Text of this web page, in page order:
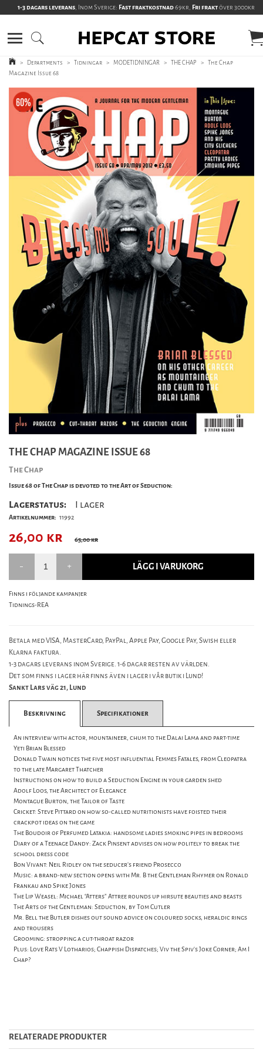
1-3 dagars leverans, Inom Sverige: Fast fraktkostnad69kr, Fri fraktöver 3000kr
> Departments > Tidningar > MODETIDNINGAR > THE CHAP > The Chap
Magazine Issue 68
THE CHAP MAGAZINE ISSUE 68
The Chap
Issue 68 of The Chap is devoted to the Art of Seduction:
Lagerstatus: I lager
Artikelnummer: 11992
26,00 kr 65,00 kr
LÄGG I VARUKORG
Finns i följande kampanjer
Tidnings-REA
Betala med VISA, MasterCard, PayPal, Apple Pay, Google Pay, Swish eller
Klarna faktura.
1-3 dagars leverans inom Sverige. 1-6 dagar resten av världen.
Det som finns i lager här finns även i lager i vår butik i Lund!
Sankt Lars väg 21, Lund
Beskrivning Specifikationer
An interview with actor, mountaineer, chum to the Dalai Lama and part-time
Yeti Brian Blessed
Donald Twain notices the five most influential Femmes Fatales, from Cleopatra
to the late Margaret Thatcher
Instructions on how to build a Seduction Engine in your garden shed
Adolf Loos, the Architect of Elegance
Montague Burton, the Tailor of Taste
Cricket: Steve Pittard on how so-called nutritionists have foisted their
crackpot ideas on the game
The Boudoir of Perfumed Latakia: handsome ladies smoking pipes in bedrooms
Diary of a Teenage Dandy: Zack Pinsent advises on how politely to break the
school dress code
Bon Vivant: Neil Ridley on the seducer’s friend Prosecco
Music: a brand-new section opens with Mr. B the Gentleman Rhymer on Ronald
Frankau and Spike Jones
The Lip Weasel: Michael “Atters” Attree rounds up hirsute beauties and beasts
The Arts of the Gentleman: Seduction, by Tom Cutler
Mr. Bell the Butler dishes out sound advice on coloured socks, heraldic rings
and trousers
Grooming: stropping a cut-throat razor
Plus: Love Rats V Lotharios; Chappish Dispatches; Viv the Spiv’s Joke Corner; Am I
Chap?
RELATERADE PRODUKTER